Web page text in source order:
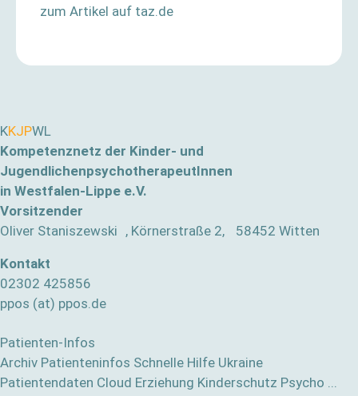
zum Artikel auf taz.de
KKJPWL
Kompetenznetz der Kinder- und
JugendlichenpsychotherapeutInnen
in Westfalen-Lippe e.V.
Vorsitzender
Oliver Staniszewski , Körnerstraße 2, 58452 Witten
Kontakt
02302 425856
ppos (at) ppos.de
Patienten-Infos
Archiv Patienteninfos Schnelle Hilfe Ukraine
Patientendaten Cloud Erziehung Kinderschutz Psycho ...